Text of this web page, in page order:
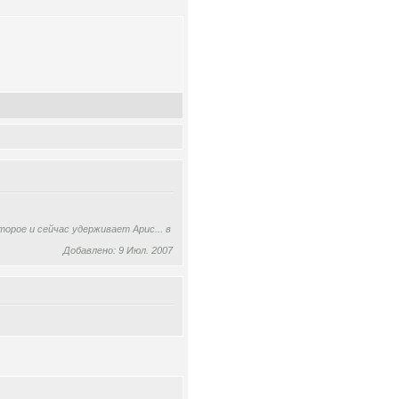
и сейчас удерживает Арис... в
Добавлено: 9 Июл. 2007